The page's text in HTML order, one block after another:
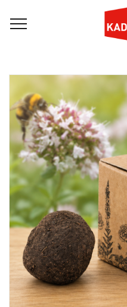
Naam (A-Z)